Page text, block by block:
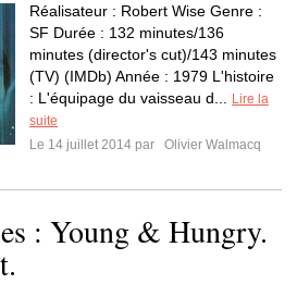
Réalisateur : Robert Wise Genre :
SF Durée : 132 minutes/136
minutes (director's cut)/143 minutes
(TV) (IMDb) Année : 1979 L'histoire
: L'équipage du vaisseau d...
Lire la
suite
Le 14 juillet 2014 par
Olivier Walmacq
: Young & Hungry.